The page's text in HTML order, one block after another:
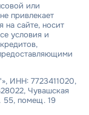
или
привлекает
сайте, носит
условия и
ИНН: 7723411020,
Чувашская
55, помещ. 19